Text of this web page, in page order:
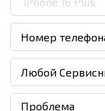
Любой